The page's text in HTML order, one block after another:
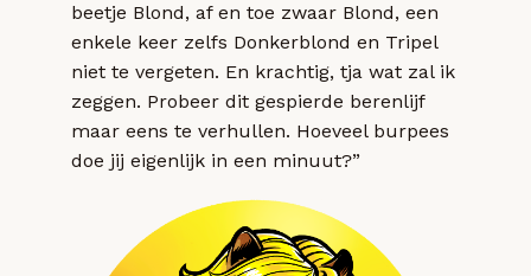
beetje Blond, af en toe zwaar Blond, een
enkele keer zelfs Donkerblond en Tripel
niet te vergeten. En krachtig, tja wat zal ik
zeggen. Probeer dit gespierde berenlijf
maar eens te verhullen. Hoeveel burpees
doe jij eigenlijk in een minuut?”